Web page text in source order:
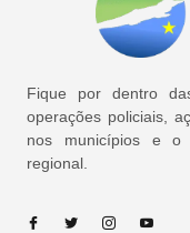
Fique por dentro
operações policiais,
nos municípios e o
regional.